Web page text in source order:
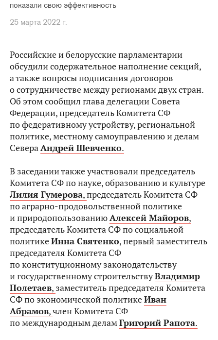
показали свою эффективность
25 марта 2022 г.
Российские и белорусские парламентарии
обсудили содержательное наполнение секций,
а также вопросы подписания договоров
о сотрудничестве между регионами двух стран.
Об этом сообщил глава делегации Совета
Федерации, председатель Комитета СФ
по федеративному устройству, региональной
политике, местному самоуправлению и делам
СевераАндрей Шевченко.
В заседании также участвовали председатель
Комитета СФ по науке, образованию и культуре
Лилия Гумерова,председатель Комитета СФ
по аграрно-продовольственной политике
и природопользованиюАлексей Майоров,
председатель Комитета СФ по социальной
политикеИнна Святенко,первый заместитель
председателя Комитета СФ
по конституционному законодательству
и государственному строительствуВладимир
Полетаев, заместитель председателя Комитета
СФ по экономической политикеИван
Абрамов,член Комитета СФ
по международным деламГригорий Рапота.